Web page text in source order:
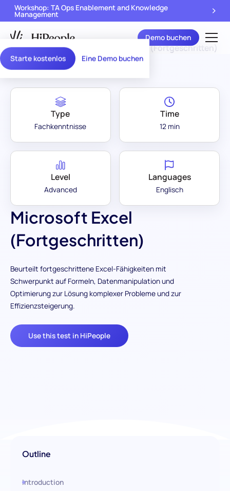
Starte kostenlos Eine Demo buchen
Workshop: TA Ops Enablement and Knowledge
Management
Demo buchen
Assessment Library Microsoft Excel (Fortgeschritten)
Microsoft Excel
(Fortgeschritten)
Beurteilt fortgeschrittene Excel-Fähigkeiten mit
Schwerpunkt auf Formeln, Datenmanipulation und
Optimierung zur Lösung komplexer Probleme und zur
Effizienzsteigerung.
Use this test in HiPeople
Type
Fachkenntnisse
Time
12 min
Level
Advanced
Languages
Englisch
Outline
Introduction